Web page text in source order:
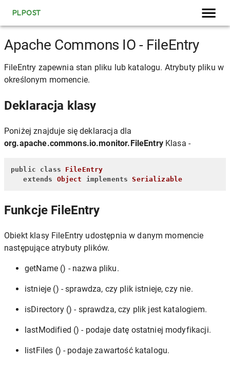
PLPOST
Apache Commons IO - FileEntry
FileEntry zapewnia stan pliku lub katalogu. Atrybuty pliku w
określonym momencie.
Deklaracja klasy
Poniżej znajduje się deklaracja dla
org.apache.commons.io.monitor.FileEntryKlasa -
public class
FileEntry
extends
Object implements Serializable
Funkcje FileEntry
Obiekt klasy FileEntry udostępnia w danym momencie
następujące atrybuty plików.
getName () - nazwa pliku.
istnieje () - sprawdza, czy plik istnieje, czy nie.
isDirectory () - sprawdza, czy plik jest katalogiem.
lastModified () - podaje datę ostatniej modyfikacji.
listFiles () - podaje zawartość katalogu.